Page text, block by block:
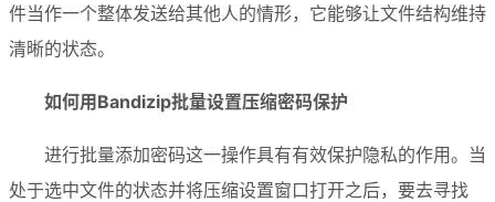
件当作一个整体发送给其他人的情形，它能够让文件结构维持
清晰的状态。
如何用Bandizip批量设置压缩密码保护
进行批量添加密码这一操作具有有效保护隐私的作用。当
处于选中文件的状态并将压缩设置窗口打开之后，要去寻找